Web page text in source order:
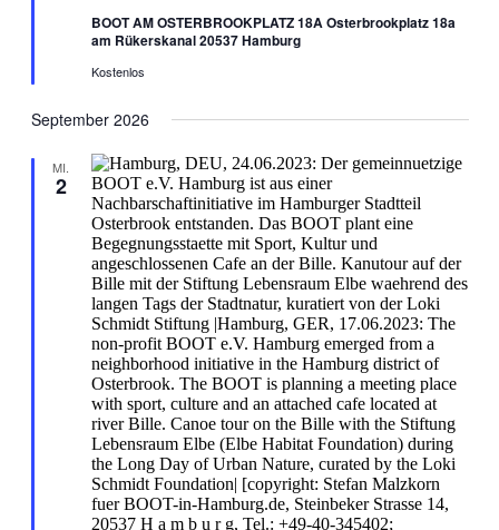
BOOT AM OSTERBROOKPLATZ 18A Osterbrookplatz 18a
am Rükerskanal 20537 Hamburg
Kostenlos
September 2026
MI.
2